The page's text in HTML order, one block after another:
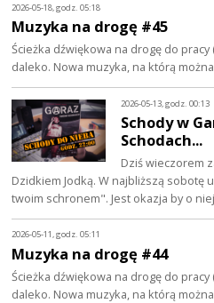
2026-05-18, godz. 05:18
Muzyka na drogę #45
Ścieżka dźwiękowa na drogę do
daleko. Nowa muzyka, na którą
2026-05-13, godz. 00:13
Schody w
Schodach...
Dziś wieczorem
Dzidkiem Jodką. W najbliższą sobotę
twoim schronem". Jest okazja by o
2026-05-11, godz. 05:11
Muzyka na drogę #44
Ścieżka dźwiękowa na drogę do
daleko. Nowa muzyka, na którą